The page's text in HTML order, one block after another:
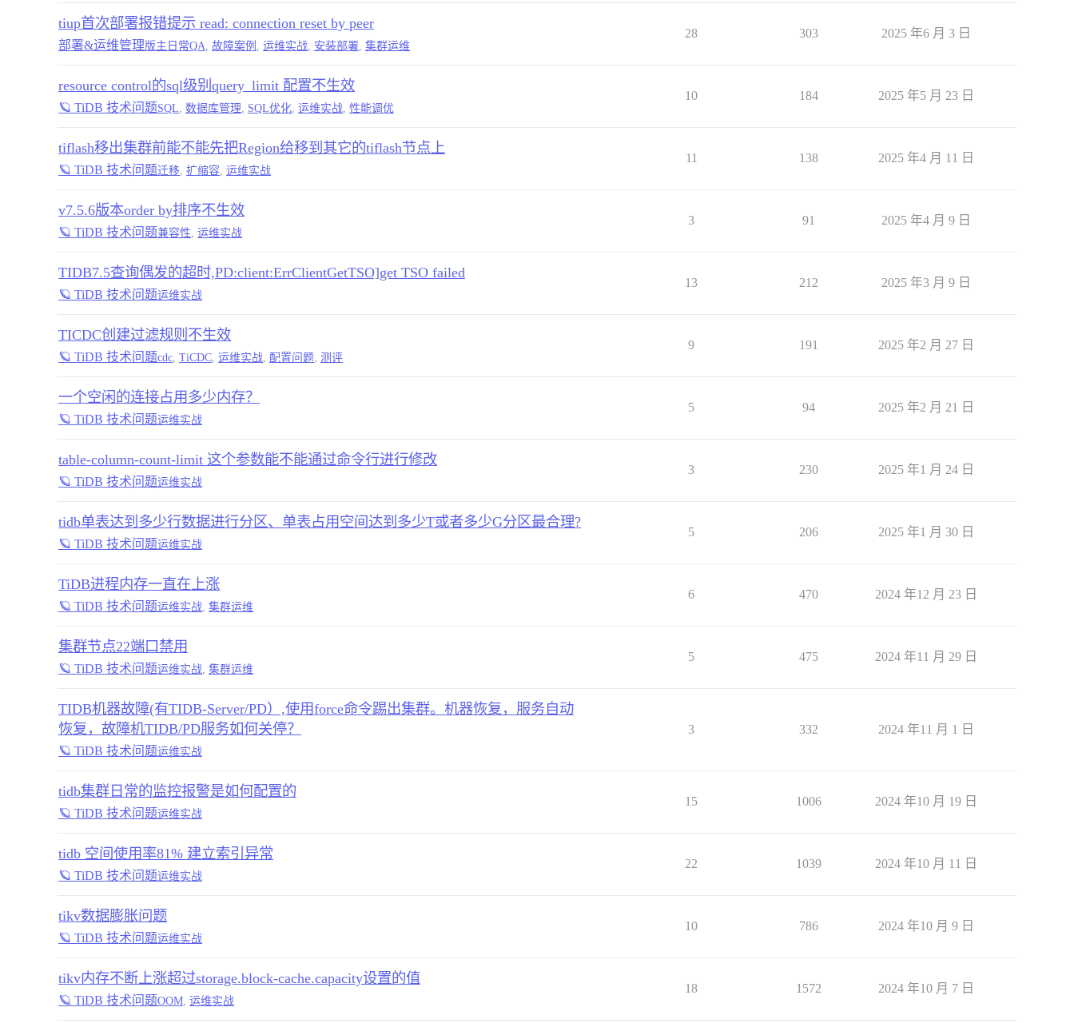
tiup首次部署报错提示 read: connection reset by peer
部署&运维管理版主日常QA 故障案例 运维实战 安装部署 集群运维
28 303 2025 年6 月 3 日
resource control的sql级别query_limit 配置不生效
🪐 TiDB 技术问题SQL 数据库管理 SQL优化 运维实战 性能调优
10 184 2025 年5 月 23 日
tiflash移出集群前能不能先把Region给移到其它的tiflash节点上
🪐 TiDB 技术问题迁移 扩缩容 运维实战
11 138 2025 年4 月 11 日
v7.5.6版本order by排序不生效
🪐 TiDB 技术问题兼容性 运维实战
3 91 2025 年4 月 9 日
TIDB7.5查询偶发的超时,PD:client:ErrClientGetTSO]get TSO failed
🪐 TiDB 技术问题运维实战
13 212 2025 年3 月 9 日
TICDC创建过滤规则不生效
🪐 TiDB 技术问题cdc TiCDC 运维实战 配置问题 测评
9 191 2025 年2 月 27 日
一个空闲的连接占用多少内存？
🪐 TiDB 技术问题运维实战
5 94 2025 年2 月 21 日
table-column-count-limit 这个参数能不能通过命令行进行修改
🪐 TiDB 技术问题运维实战
3 230 2025 年1 月 24 日
tidb单表达到多少行数据进行分区、单表占用空间达到多少T或者多少G分区最合理?
🪐 TiDB 技术问题运维实战
5 206 2025 年1 月 30 日
TiDB进程内存一直在上涨
🪐 TiDB 技术问题运维实战 集群运维
6 470 2024 年12 月 23 日
集群节点22端口禁用
🪐 TiDB 技术问题运维实战 集群运维
5 475 2024 年11 月 29 日
TIDB机器故障(有TIDB-Server/PD）,使用force命令踢出集群。机器恢复，服务自动
恢复，故障机TIDB/PD服务如何关停？
🪐 TiDB 技术问题运维实战
3 332 2024 年11 月 1 日
tidb集群日常的监控报警是如何配置的
🪐 TiDB 技术问题运维实战
15 1006 2024 年10 月 19 日
tidb 空间使用率81% 建立索引异常
🪐 TiDB 技术问题运维实战
22 1039 2024 年10 月 11 日
tikv数据膨胀问题
🪐 TiDB 技术问题运维实战
10 786 2024 年10 月 9 日
tikv内存不断上涨超过storage.block-cache.capacity设置的值
🪐 TiDB 技术问题OOM 运维实战
18 1572 2024 年10 月 7 日